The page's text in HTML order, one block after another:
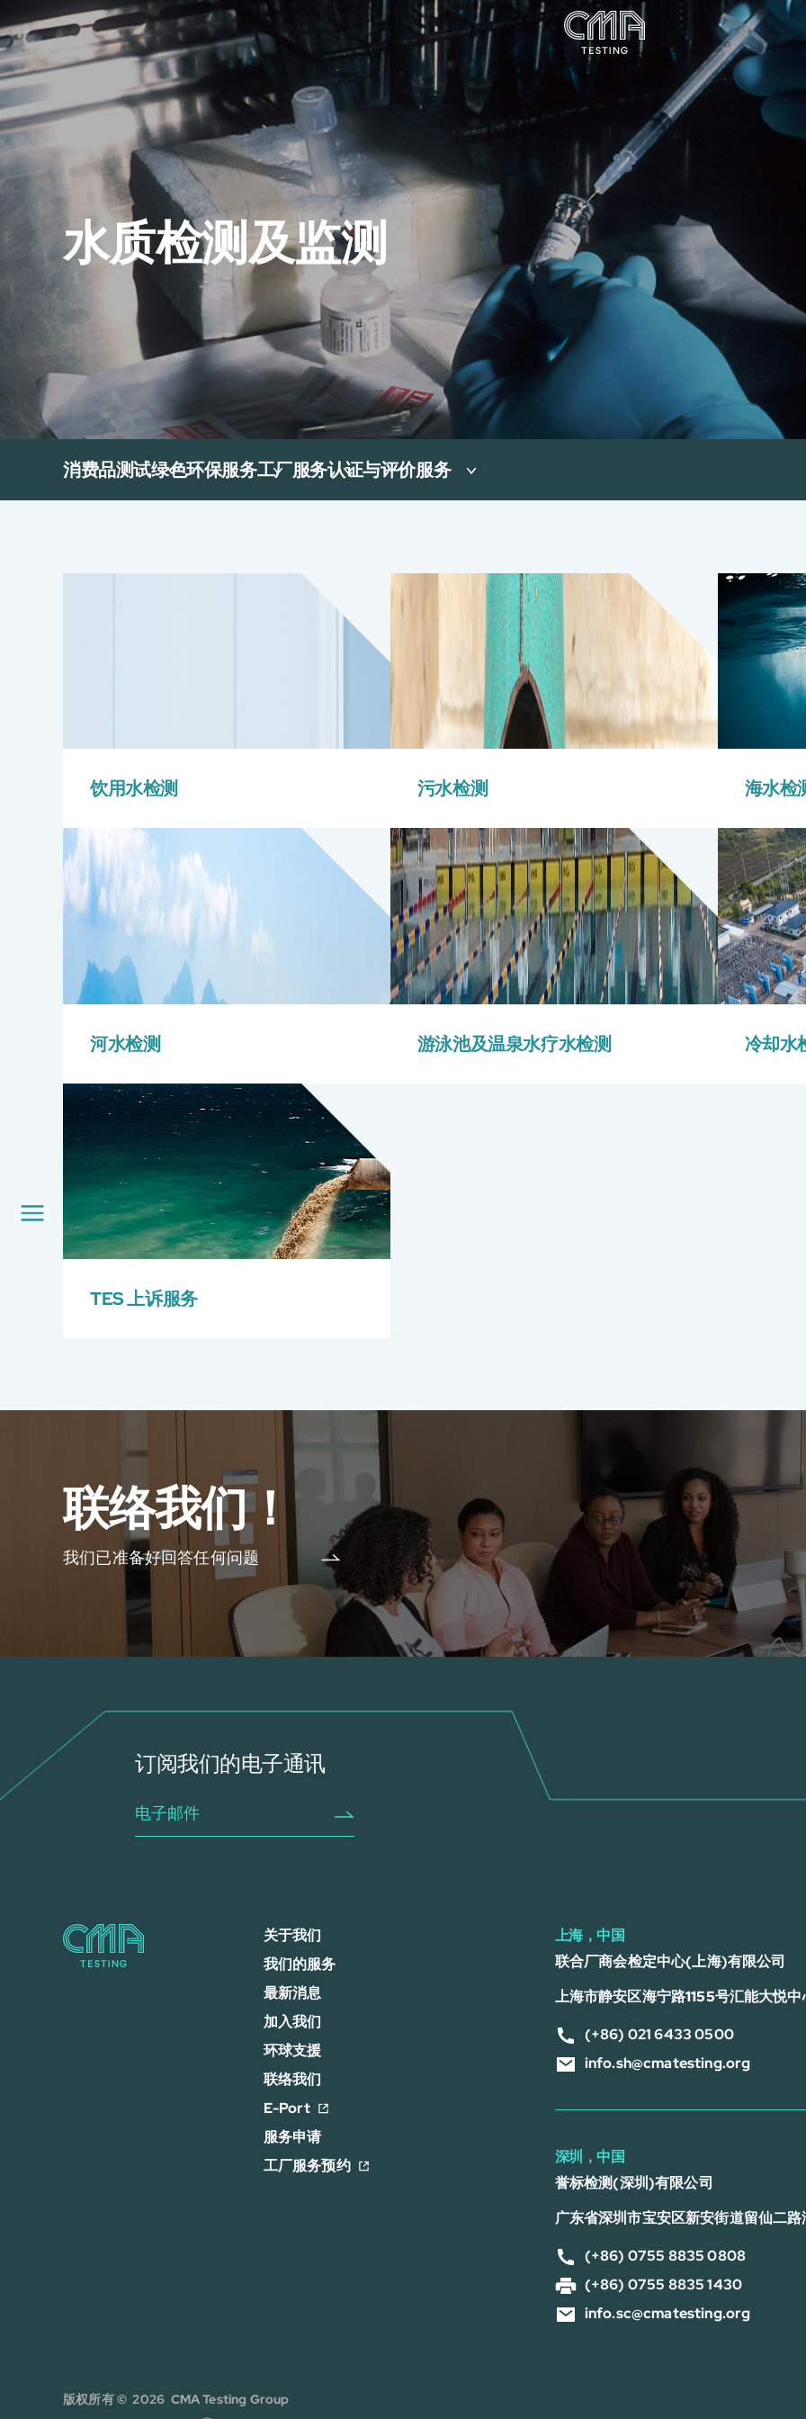
关于我们
CMA+ 跨洋引擎
消费品测试
绿色环保服务
工厂服务
认证与评价服务
「A+」标签
最新消息
环球支援
工厂服务预约
水质检测及监测
消费品测试绿色环保服务工厂服务认证与评价服务
饮用水检测 污水检测 海水检
河水检测 游泳池及温泉水疗水检测 冷却水
TES 上诉服务
联络我们！
我们已准备好回答任何问题
订阅我们的电子通讯
关于我们
我们的服务
最新消息
加入我们
环球支援
联络我们
E-Port
服务申请
工厂服务预约
上海，中国
联合厂商会检定中心(上海)有限公司
上海市静安区海宁路1155号汇能大悦
(+86) 021 6433 0500
info.sh@cmatesting.org
深圳，中国
誉标检测(深圳)有限公司
广东省深圳市宝安区新安街道留仙二
(+86) 0755 8835 0808
(+86) 0755 8835 1430
info.sc@cmatesting.org
版权所有 © 2026 CMA Testing Group